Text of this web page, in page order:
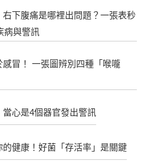
右下腹痛是哪裡出問題？一張表秒
病與警訊
感冒！ 一張圖辨別四種「喉嚨
當心是4個器官發出警訊
的健康！好菌「存活率」是關鍵